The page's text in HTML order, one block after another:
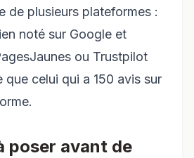
de plusieurs plateformes :
noté sur Google et
ou Trustpilot
que celui qui a 150 avis sur
poser avant de